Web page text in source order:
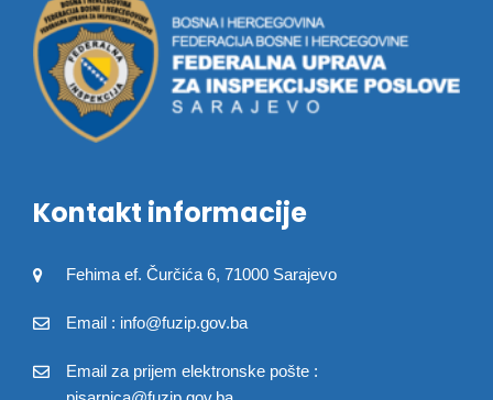
Kontakt informacije
Fehima ef. Čurčića 6, 71000 Sarajevo
Email : info@fuzip.gov.ba
Email za prijem elektronske pošte :